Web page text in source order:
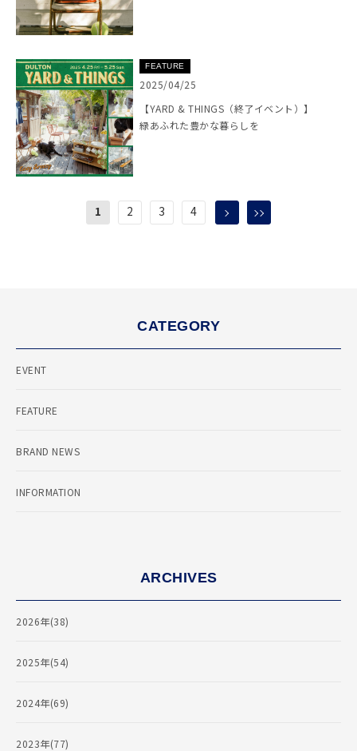
FEATURE
2025/04/25
【YARD & THINGS（終了イベント）】
緑あふれた豊かな暮らしを
1 2 3 4
CATEGORY
EVENT
FEATURE
BRAND NEWS
INFORMATION
ARCHIVES
2026年(38)
2025年(54)
2024年(69)
2023年(77)